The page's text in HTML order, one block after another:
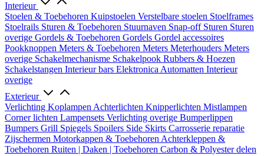
Interieur
Stoelen & Toebehoren Kuipstoelen Verstelbare stoelen Stoelframes
Stoelrails Sturen & Toebehoren Stuurnaven Snap-off Sturen Sturen
overige Gordels & Toebehoren Gordels Gordel accessoires
Pookknoppen Meters & Toebehoren Meters Meterhouders Meters
overige Schakelmechanisme Schakelpook Rubbers & Hoezen
Schakelstangen Interieur bars Elektronica Automatten Interieur
overige
Exterieur
Verlichting Koplampen Achterlichten Knipperlichten Mistlampen
Corner lichten Lampensets Verlichting overige Bumperlippen
Bumpers Grill Spiegels Spoilers Side Skirts Carrosserie reparatie
Zijschermen Motorkappen & Toebehoren Achterkleppen &
Toebehoren Ruiten | Daken | Toebehoren Carbon & Polyester delen